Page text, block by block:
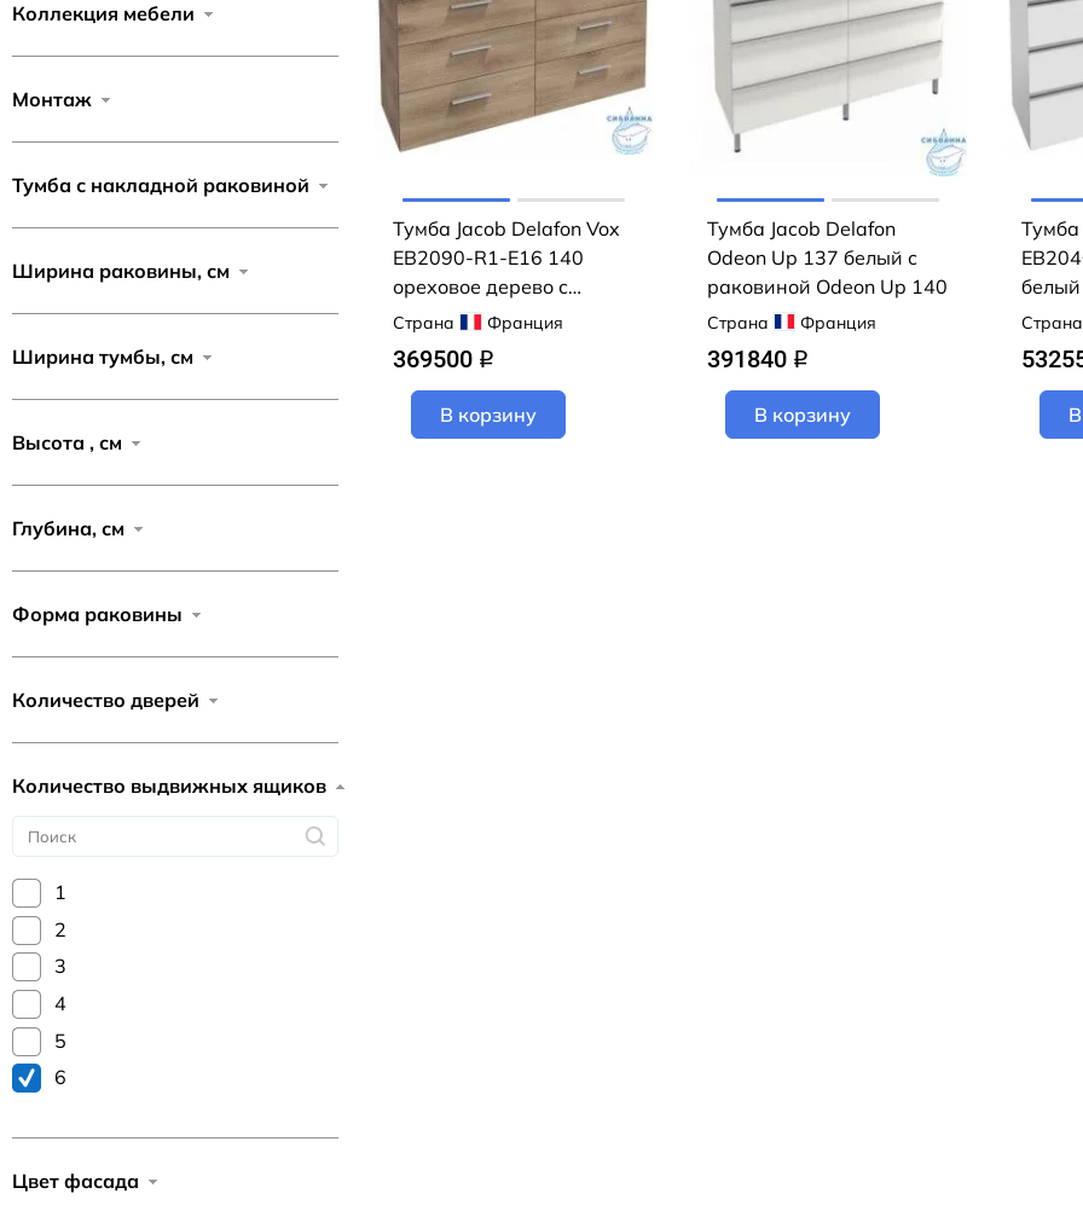
Коллекция мебели
Монтаж
Тумба с накладной раковиной
Ширина раковины, см
Ширина тумбы, см
Высота , см
Глубина, см
Форма раковины
Количество дверей
Количество выдвижных ящиков
1
2
3
4
5
6
Цвет фасада
Тумба Jacob Delafon Vox
EB2090-R1-E16 140
ореховое дерево с
раковиной Vox 140
Страна Франция
369500 q
В корзину
Тумба Jacob Delafon
Odeon Up 137 белый с
раковиной Odeon Up 140
Страна Франция
391840 q
В корзину
Тумба
белый
140
Страна